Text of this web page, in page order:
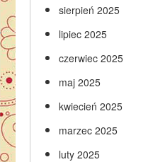
sierpień 2025
lipiec 2025
czerwiec 2025
maj 2025
kwiecień 2025
marzec 2025
luty 2025